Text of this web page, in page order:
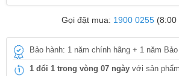
Gọi đặt mua: 1900 0255(8:00
Bảo hành: 1 năm chính hãng + 1 năm Bảo
1 đổi 1 trong vòng 07 ngày với sản